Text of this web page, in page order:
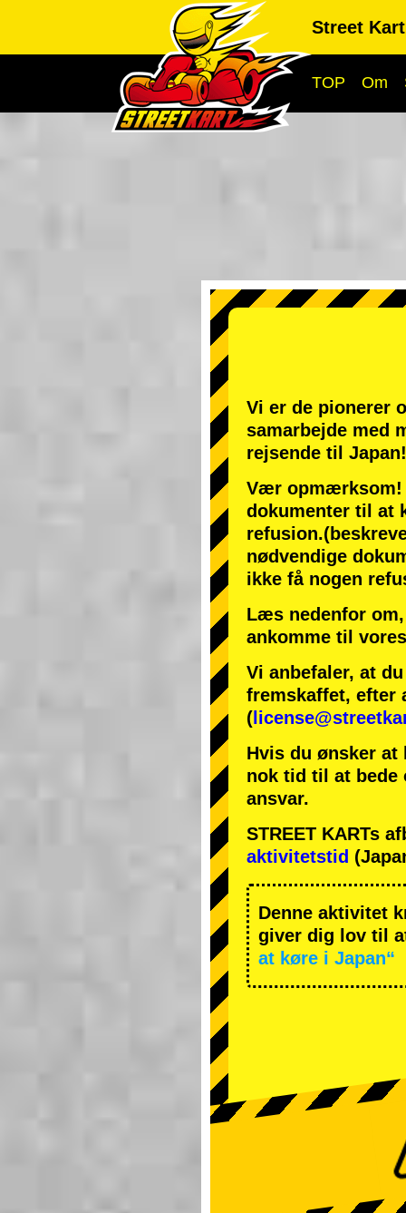
Street
TOP Om
Vi er de pionerer
samarbejde med
rejsende til
Vær opmærksom!
dokumenter til at
refusion.
nødvendige
ikke få nogen
Læs nedenfor
ankomme til
Vi anbefaler, at
fremskaffet, efter
(
Hvis du ønsker
nok tid til at bede
ansvar.
STREET KARTs
aktivitetstid
Denne aktivitet
giver dig lov til
at køre i Japan“